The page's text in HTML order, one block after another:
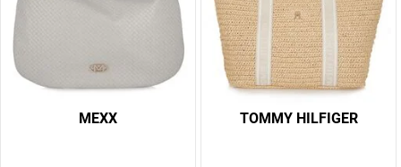
MEXX TOMMY HILFIGER